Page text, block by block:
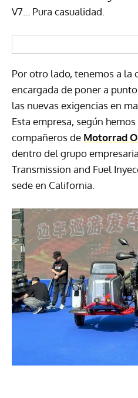
V7… Pura casualidad.
Por otro lado, tenemos a la
encargada de poner a
las nuevas exigencias en
Esta empresa, según
compañeros de Motorrad
dentro del grupo
Transmission and Fuel
sede en California.